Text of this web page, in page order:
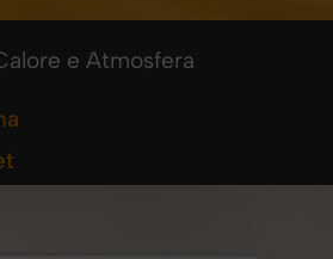
e Atmosfera